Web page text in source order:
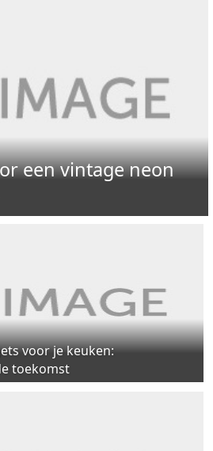
een vintage neon
voor je keuken:
toekomst